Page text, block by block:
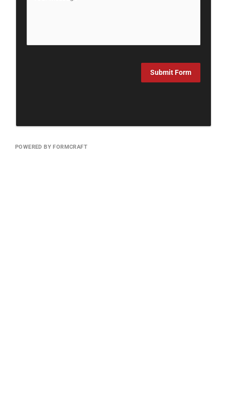
Submit Form
POWERED BY FORMCRAFT